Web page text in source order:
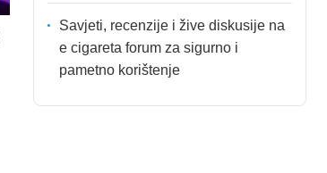
Savjeti, recenzije i žive diskusije na
e cigareta forum za sigurno i
pametno korištenje